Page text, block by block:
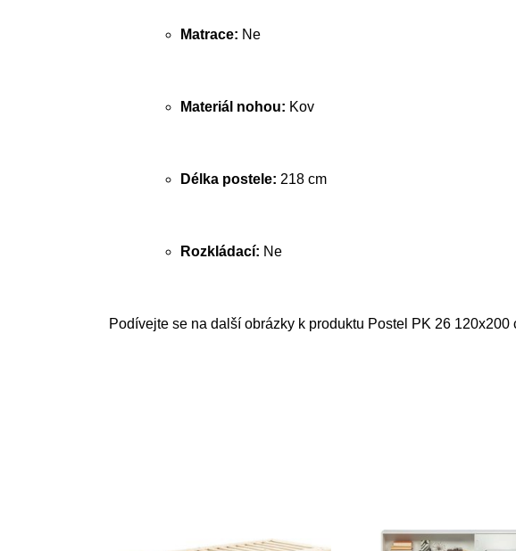
Matrace: Ne
Materiál nohou: Kov
Délka postele: 218 cm
Rozkládací: Ne
Podívejte se na další obrázky k produktu Postel PK 26